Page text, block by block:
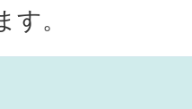
す。